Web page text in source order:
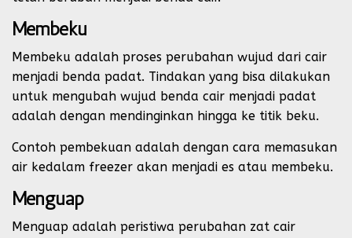
Membeku
Membeku adalah proses perubahan wujud dari cair
menjadi benda padat. Tindakan yang bisa dilakukan
untuk mengubah wujud benda cair menjadi padat
adalah dengan mendinginkan hingga ke titik beku.
Contoh pembekuan adalah dengan cara memasukan
air kedalam freezer akan menjadi es atau membeku.
Menguap
Menguap adalah peristiwa perubahan zat cair